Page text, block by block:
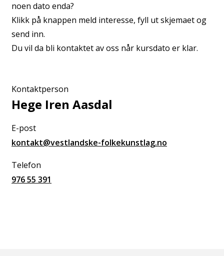
Kontaktperson
Hege Iren Aasdal
E-post
kontakt@vestlandske-folkekunstlag.no
Telefon
976 55 391
noen dato enda?
Klikk på knappen meld interesse, fyll ut skjemaet og
send inn.
Du vil da bli kontaktet av oss når kursdato er klar.